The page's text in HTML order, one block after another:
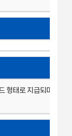
형태로 지급되며 문화